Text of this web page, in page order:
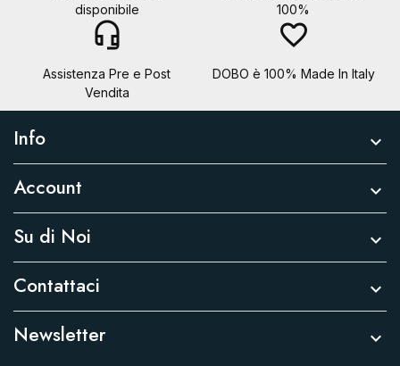
disponibile
100%
headset_mic
Assistenza Pre e Post
Vendita
favorite_border
DOBO è 100% Made In Italy
Info 
Account 
Su di Noi 
Contattaci 
Newsletter 